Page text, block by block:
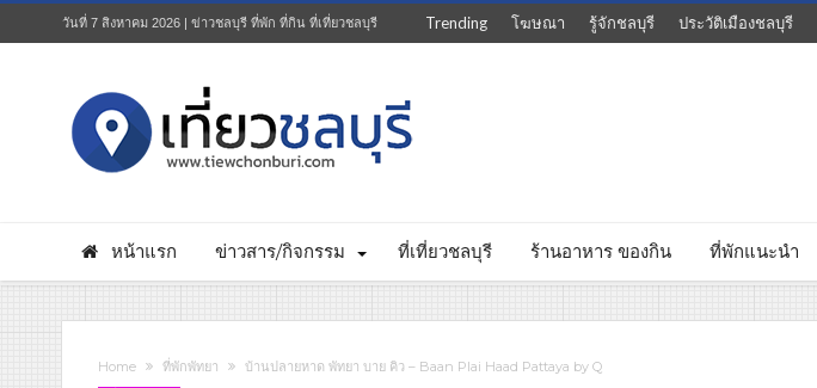
วันที่ 7 สิงหาคม 2026 | ข่าวชลบุรี ที่พัก ที่กิน ที่เที่ยวชลบุรี Trending โฆษณา รู้จักชลบุรี ประวัติเมืองชลบุรี
หน้าแรก ข่าวสาร/กิจกรรม ที่เที่ยวชลบุรี ร้านอาหาร ของกิน ที่พักแนะนำ
Home ที่พักพัทยา บ้านปลายหาด พัทยา บาย คิว – Baan Plai Haad Pattaya by Q